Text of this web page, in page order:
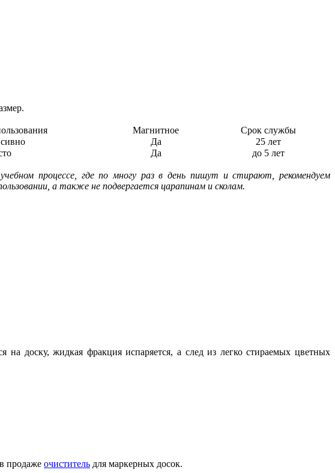
Магнитное
Срок службы
Да
25 лет
Да до 5 лет
процессе, где по многу раз в день пишут и стирают, рекомендуем
а также не подвергается царапинам и сколам.
доску, жидкая фракция испаряется, а след из легко стираемых цветных
продаже очиститель для маркерных досок.